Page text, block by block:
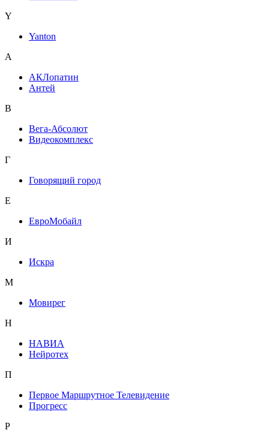
Y
Yanton
А
АКЛопатин
Антей
В
Вега-Абсолют
Видеокомплекс
Г
Говорящий город
Е
ЕвроМобайл
И
Искра
М
Мовирег
Н
НАВИА
Нейротех
П
Первое Маршрутное Телевидение
Прогресс
Р